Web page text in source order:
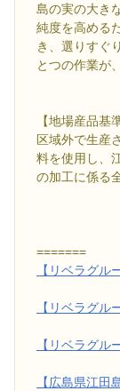
島の実の大き
純度を高める
き、選りすぐ
とつの作業が
【地場産品基
区域外で生産
料を使用し、
の加工に係る
=======
【リベラグル
【リベラグル
【リベラグル
【広島県江田